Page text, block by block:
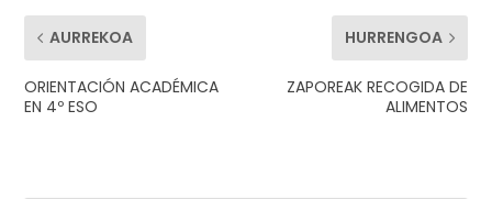
AURREKOA
ORIENTACIÓN ACADÉMICA
EN 4º ESO
HURRENGOA
ZAPOREAK RECOGIDA DE
ALIMENTOS